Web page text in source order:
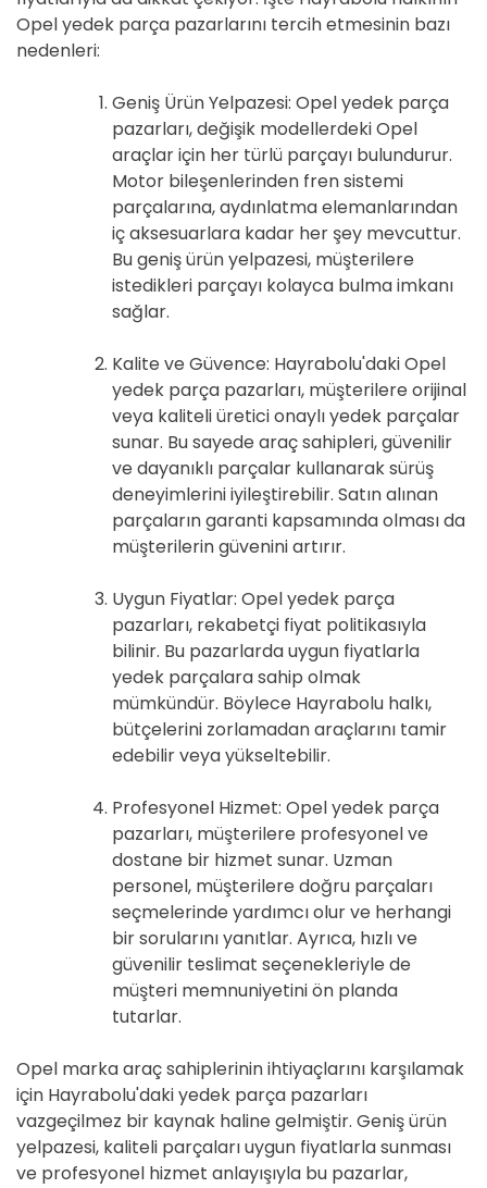
Opel yedek parça pazarlarını tercih etmesinin bazı
nedenleri:
Geniş Ürün Yelpazesi: Opel yedek parça
pazarları, değişik modellerdeki Opel
araçlar için her türlü parçayı bulundurur.
Motor bileşenlerinden fren sistemi
parçalarına, aydınlatma elemanlarından
iç aksesuarlara kadar her şey mevcuttur.
Bu geniş ürün yelpazesi, müşterilere
istedikleri parçayı kolayca bulma imkanı
sağlar.
Kalite ve Güvence: Hayrabolu'daki Opel
yedek parça pazarları, müşterilere orijinal
veya kaliteli üretici onaylı yedek parçalar
sunar. Bu sayede araç sahipleri, güvenilir
ve dayanıklı parçalar kullanarak sürüş
deneyimlerini iyileştirebilir. Satın alınan
parçaların garanti kapsamında olması da
müşterilerin güvenini artırır.
Uygun Fiyatlar: Opel yedek parça
pazarları, rekabetçi fiyat politikasıyla
bilinir. Bu pazarlarda uygun fiyatlarla
yedek parçalara sahip olmak
mümkündür. Böylece Hayrabolu halkı,
bütçelerini zorlamadan araçlarını tamir
edebilir veya yükseltebilir.
Profesyonel Hizmet: Opel yedek parça
pazarları, müşterilere profesyonel ve
dostane bir hizmet sunar. Uzman
personel, müşterilere doğru parçaları
seçmelerinde yardımcı olur ve herhangi
bir sorularını yanıtlar. Ayrıca, hızlı ve
güvenilir teslimat seçenekleriyle de
müşteri memnuniyetini ön planda
tutarlar.
Opel marka araç sahiplerinin ihtiyaçlarını karşılamak
için Hayrabolu'daki yedek parça pazarları
vazgeçilmez bir kaynak haline gelmiştir. Geniş ürün
yelpazesi, kaliteli parçaları uygun fiyatlarla sunması
ve profesyonel hizmet anlayışıyla bu pazarlar,